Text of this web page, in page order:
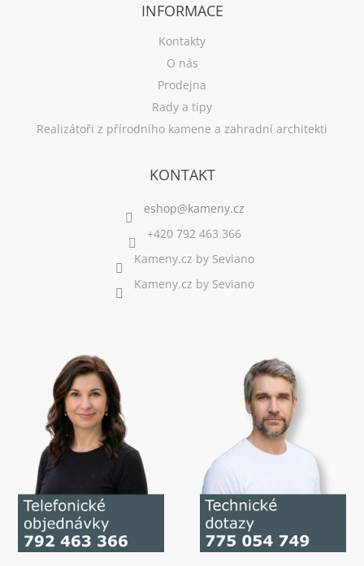
INFORMACE
Kontakty
O nás
Prodejna
Rady a tipy
Realizátoři z přírodního kamene a zahradní architekti
KONTAKT
+420 792 463 366
Kameny.cz by Seviano
Kameny.cz by Seviano